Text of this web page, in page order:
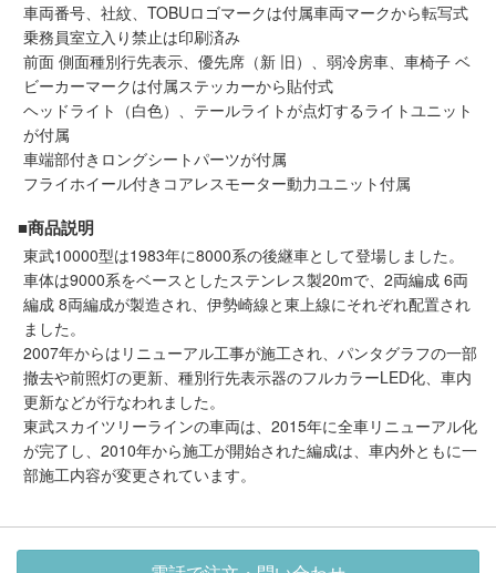
鉄道模型の情報 商品レビュー
メルマガ登録 LINEお友達登録
Infomation
ご注文方法
ヘルプページ
お問い合せ
ログイン/マイページ
お気に入りリスト
車両番号、社紋、TOBUロゴマークは付属車両マークから転写式
乗務員室立入り禁止は印刷済み
前面 側面種別行先表示、優先席（新 旧）、弱冷房車、車椅子 ベ
ビーカーマークは付属ステッカーから貼付式
ヘッドライト（白色）、テールライトが点灯するライトユニット
が付属
車端部付きロングシートパーツが付属
フライホイール付きコアレスモーター動力ユニット付属
■商品説明
東武10000型は1983年に8000系の後継車として登場しました。
車体は9000系をベースとしたステンレス製20mで、2両編成 6両
編成 8両編成が製造され、伊勢崎線と東上線にそれぞれ配置され
ました。
2007年からはリニューアル工事が施工され、パンタグラフの一部
撤去や前照灯の更新、種別行先表示器のフルカラーLED化、車内
更新などが行なわれました。
東武スカイツリーラインの車両は、2015年に全車リニューアル化
が完了し、2010年から施工が開始された編成は、車内外ともに一
部施工内容が変更されています。